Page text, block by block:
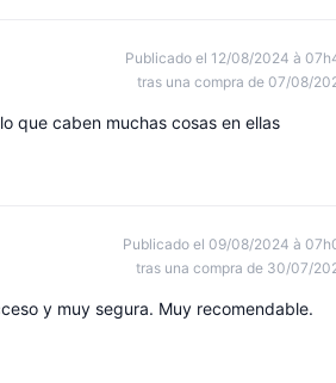
Publicado el 12/08/2024 à
tras una compra de 07/08/
que caben muchas cosas en ellas
Publicado el 09/08/2024 à
tras una compra de 30/07/
y muy segura. Muy recomendable.